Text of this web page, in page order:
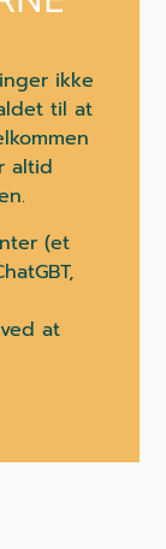
ikke
til at
altid
(et
at